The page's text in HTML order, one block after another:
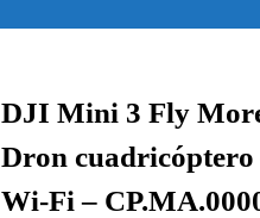
DJI Mini 3 Fly
Dron cuadricóptero
Wi-Fi –